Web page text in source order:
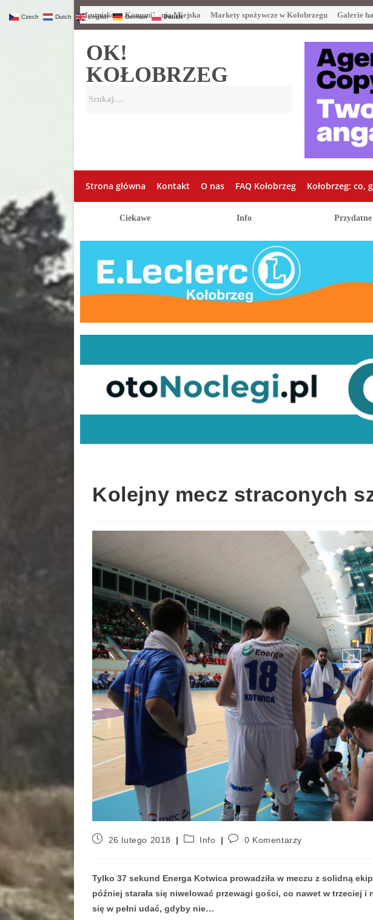
Lotnisko Komunikacja Miejska Markety spożywcze w Kołobrzegu Galerie
OK!
KOŁOBRZEG
Strona główna Kontakt O nas FAQ Kołobrzeg Kołobrzeg: co,
Ciekawe Info Przydatne
Kolejny mecz straconych
26 lutego 2018 Info 0 Komentarzy
Tylko 37 sekund Energa Kotwica prowadziła w meczu z solidną
później starała się niwelować przewagi gości, co nawet w trzeciej i
się w pełni udać, gdyby nie…
Czech Dutch English German Polish